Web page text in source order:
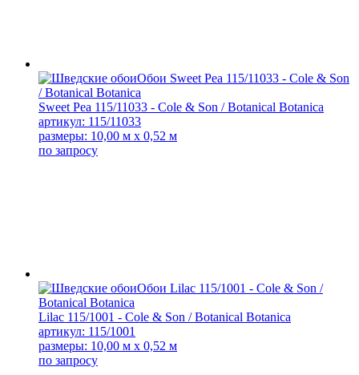
Sweet Pea 115/11033 - Cole & Son / Botanical Botanica
артикул: 115/11033
размеры: 10,00 м x 0,52 м
по запросу
Lilac 115/1001 - Cole & Son / Botanical Botanica
артикул: 115/1001
размеры: 10,00 м x 0,52 м
по запросу